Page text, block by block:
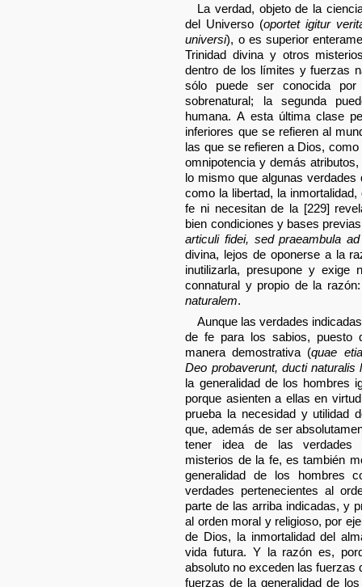
La verdad, objeto de la
del Universo (oportet igitur
universi), o es superior
Trinidad divina y otros
dentro de los límites y fuerzas
sólo puede ser conocida
sobrenatural; la segunda
humana. A esta última clase
inferiores que se refieren al
las que se refieren a Dios,
omnipotencia y demás
lo mismo que algunas
como la libertad, la
fe ni necesitan de la [229]
bien condiciones y bases
articuli fidei, sed praeambula
divina, lejos de oponerse a la
inutilizarla, presupone y exige
connatural y propio de la
naturalem.
Aunque las verdades
de fe para los sabios, puesto
manera demostrativa (quae
Deo probaverunt, ducti naturalis
la generalidad de los hombres
porque asienten a ellas en
prueba la necesidad y utilidad
que, además de ser
tener idea de las verdades
misterios de la fe, es también
generalidad de los hombres
verdades pertenecientes al
parte de las arriba indicadas, y
al orden moral y religioso, por
de Dios, la inmortalidad del
vida futura. Y la razón es,
absoluto no exceden las fuerzas
fuerzas de la generalidad de